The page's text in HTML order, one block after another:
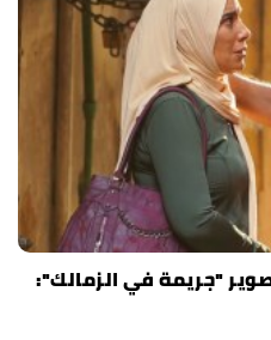
"جريمة في الزمالك":